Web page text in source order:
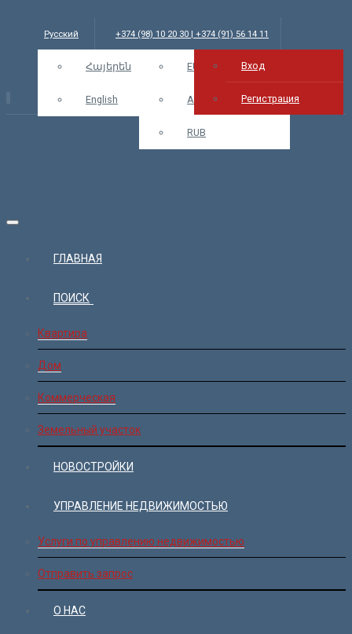
Русский
Հայերեն
English
+374 (98) 10 20 30 | +374 (91) 56 14 11
info@bars.am USD EUR
AMD
RUB
Вход Вход
Регистрация
ГЛАВНАЯ
ПОИСК
Квартира
Дом
Коммерческая
Земельный участок
НОВОСТРОЙКИ
УПРАВЛЕНИЕ НЕДВИЖИМОСТЬЮ
Услуги по управлению недвижимостью
Отправить запрос
О НАС